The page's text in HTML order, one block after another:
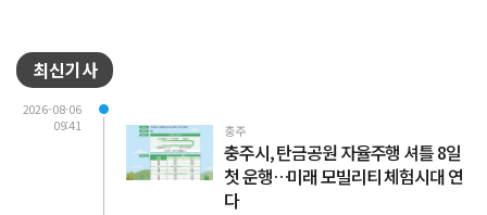
최신기사
2026-08-06
09:41
충주
충주시, 탄금공원 자율주행 셔틀 8일
첫 운행…미래 모빌리티 체험시대 연
다